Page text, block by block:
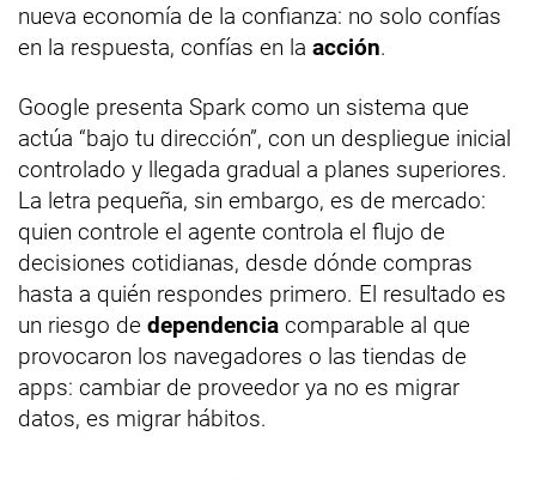
nueva economía de la confianza: no solo confías
en la respuesta, confías en la acción.
Google presenta Spark como un sistema que
actúa “bajo tu dirección”, con un despliegue inicial
controlado y llegada gradual a planes superiores.
La letra pequeña, sin embargo, es de mercado:
quien controle el agente controla el flujo de
decisiones cotidianas, desde dónde compras
hasta a quién respondes primero. El resultado es
un riesgo de dependencia comparable al que
provocaron los navegadores o las tiendas de
apps: cambiar de proveedor ya no es migrar
datos, es migrar hábitos.